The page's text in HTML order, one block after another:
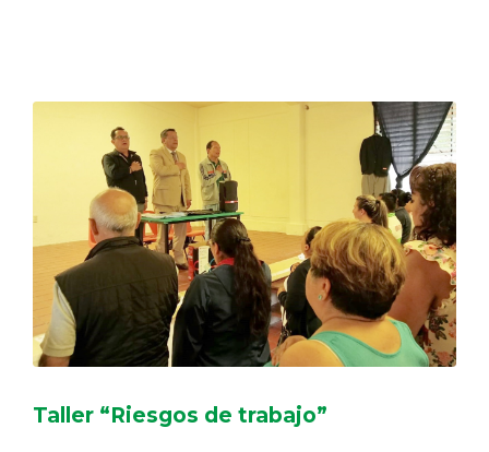
COORDINADORES
TRANSPARENCIA
Taller “Riesgos de trabajo”